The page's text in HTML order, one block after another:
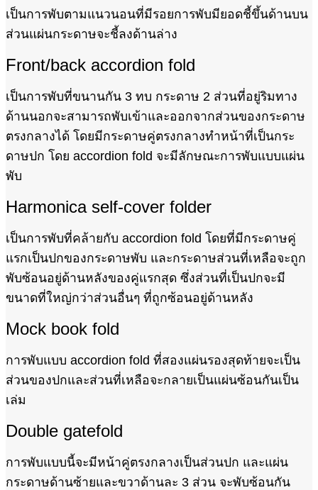
เป็นการพับตามแนวนอนที่มีรอยการพับมียอดชี้ขึ้นด้านบน
ส่วนแผ่นกระดาษจะชี้ลงด้านล่าง
Front/back accordion fold
เป็นการพับที่ขนานกัน 3 ทบ กระดาษ 2 ส่วนที่อยู่ริมทาง
ด้านนอกจะสามารถพับเข้าและออกจากส่วนของกระดาษ
ตรงกลางได้ โดยมีกระดาษคู่ตรงกลางทำหน้าที่เป็นกระ
ดาษปก โดย accordion fold จะมีลักษณะการพับแบบแผ่น
พับ
Harmonica self-cover folder
เป็นการพับที่คล้ายกับ accordion fold โดยที่มีกระดาษคู่
แรกเป็นปกของกระดาษพับ และกระดาษส่วนที่เหลือจะถูก
พับซ้อนอยู่ด้านหลังของคู่แรกสุด ซึ่งส่วนที่เป็นปกจะมี
ขนาดที่ใหญ่กว่าส่วนอื่นๆ ที่ถูกซ้อนอยู่ด้านหลัง
Mock book fold
การพับแบบ accordion fold ที่สองแผ่นรองสุดท้ายจะเป็น
ส่วนของปกและส่วนที่เหลือจะกลายเป็นแผ่นซ้อนกันเป็น
เล่ม
Double gatefold
การพับแบบนี้จะมีหน้าคู่ตรงกลางเป็นส่วนปก และแผ่น
กระดาษด้านซ้ายและขวาด้านละ 3 ส่วน จะพับซ้อนกัน